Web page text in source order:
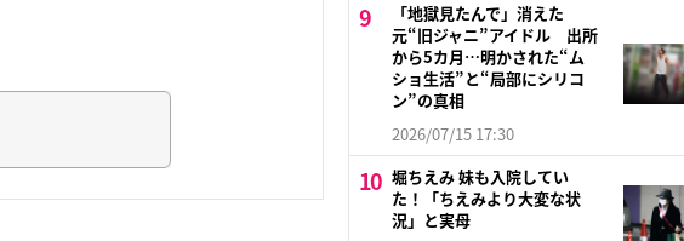
「地獄見たんで」消えた
元“旧ジャニ”アイドル 出所
から5カ月…明かされた“ム
ショ生活”と“局部にシリコ
ン”の真相
2026/07/15 17:30
堀ちえみ 妹も入院してい
た！「ちえみより大変な状
況」と実母